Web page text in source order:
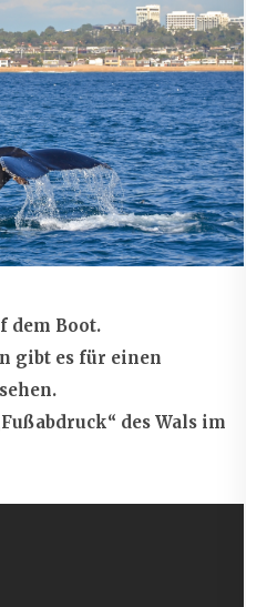
dem Boot.
gibt es für einen
des Wals im